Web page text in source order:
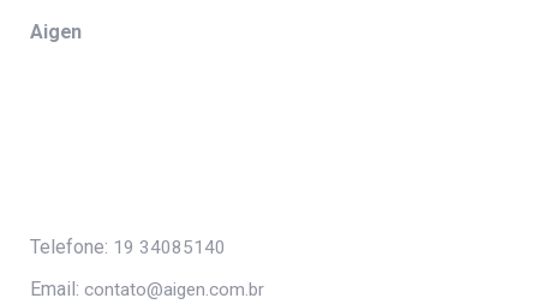
Aigen
Telefone: 19 34085140
Email: contato@aigen.com.br